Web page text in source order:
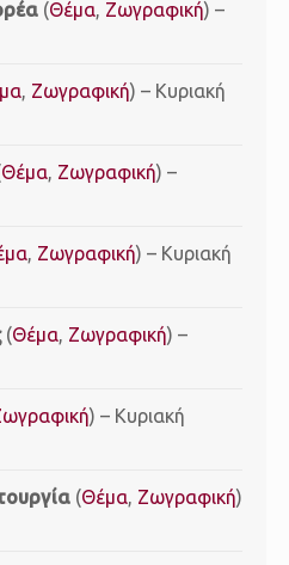
(Θέμα, Ζωγραφική) –
, Ζωγραφική) – Κυριακή
Θέμα, Ζωγραφική) –
, Ζωγραφική) – Κυριακή
(Θέμα, Ζωγραφική) –
) – Κυριακή
(Θέμα, Ζωγραφική)